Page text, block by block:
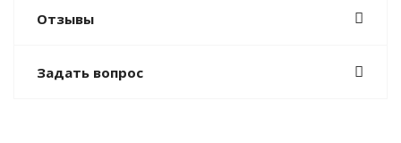
Отзывы
Задать вопрос